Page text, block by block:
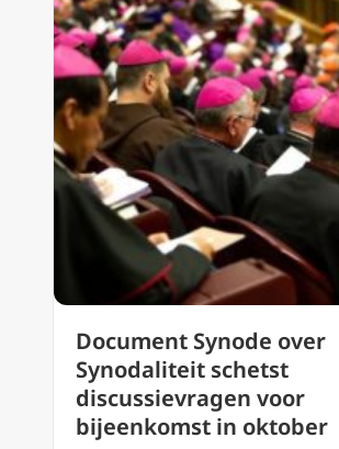
Document Synode over
Synodaliteit schetst
discussievragen voor
bijeenkomst in oktober